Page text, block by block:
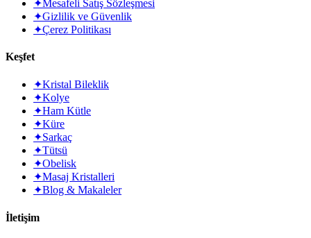
✦Mesafeli Satış Sözleşmesi
✦Gizlilik ve Güvenlik
✦Çerez Politikası
Keşfet
✦Kristal Bileklik
✦Kolye
✦Ham Kütle
✦Küre
✦Sarkaç
✦Tütsü
✦Obelisk
✦Masaj Kristalleri
✦Blog & Makaleler
İletişim